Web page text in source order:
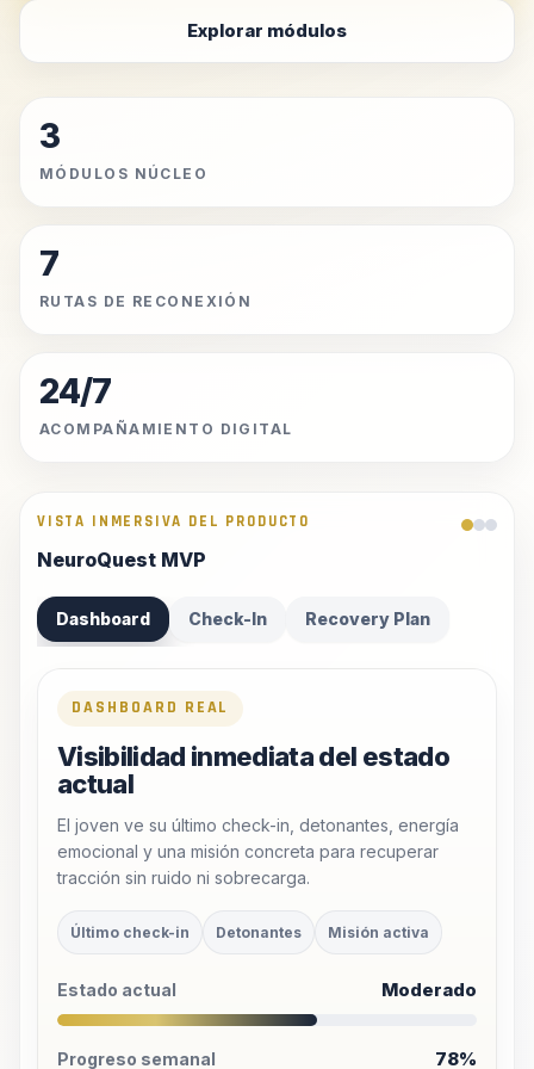
Explorar módulos
3
MÓDULOS NÚCLEO
7
RUTAS DE RECONEXIÓN
24/7
ACOMPAÑAMIENTO DIGITAL
VISTA INMERSIVA DEL PRODUCTO
NeuroQuest MVP
Dashboard Check-In Recovery Plan
DASHBOARD REAL
Visibilidad inmediata del estado
actual
El joven ve su último check-in, detonantes, energía
emocional y una misión concreta para recuperar
tracción sin ruido ni sobrecarga.
Último check-in Detonantes Misión activa
Estado actual Moderado
Progreso semanal 78%